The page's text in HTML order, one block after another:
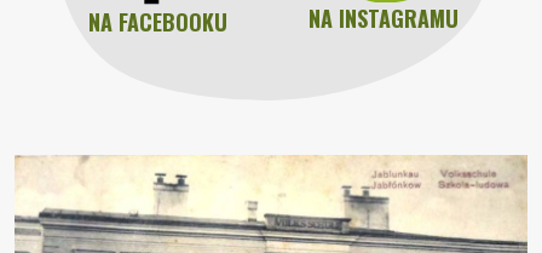
NA FACEBOOKU NA INSTAGRAMU